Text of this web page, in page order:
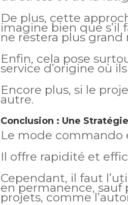
De plus, cette
imagine bien que
ne restera plus grand
Enfin, cela pose
service d’origine où
Encore plus, si le
autre.
Conclusion : Une
Le mode commando
Il offre rapidité et
Cependant, il faut
en permanence,
projets, comme